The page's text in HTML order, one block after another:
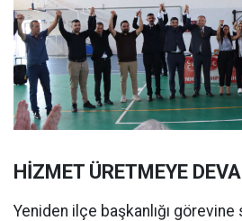
HİZMET ÜRETMEYE
Yeniden ilçe başkanlığı görevine